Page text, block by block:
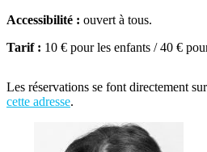
Accessibilité : ouvert à tous.
Tarif : 10 € pour les enfants / 40 €
Les réservations se font directement sur
cette adresse.